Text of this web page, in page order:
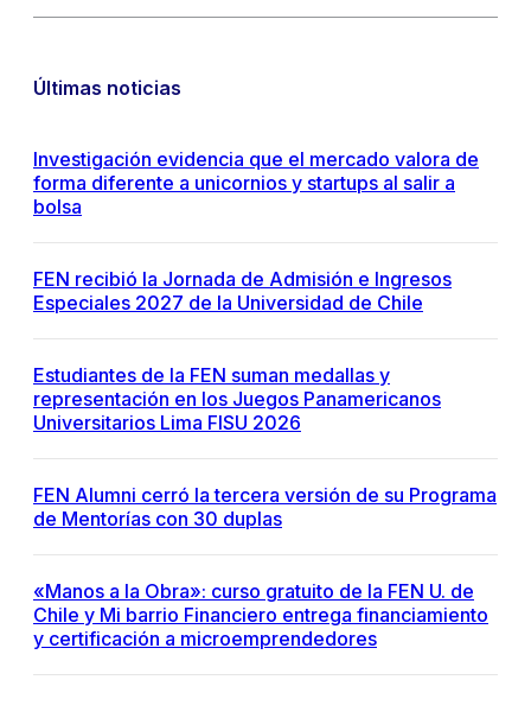
Últimas noticias
Investigación evidencia que el mercado valora de
forma diferente a unicornios y startups al salir a
bolsa
FEN recibió la Jornada de Admisión e Ingresos
Especiales 2027 de la Universidad de Chile
Estudiantes de la FEN suman medallas y
representación en los Juegos Panamericanos
Universitarios Lima FISU 2026
FEN Alumni cerró la tercera versión de su Programa
de Mentorías con 30 duplas
«Manos a la Obra»: curso gratuito de la FEN U. de
Chile y Mi barrio Financiero entrega financiamiento
y certificación a microemprendedores